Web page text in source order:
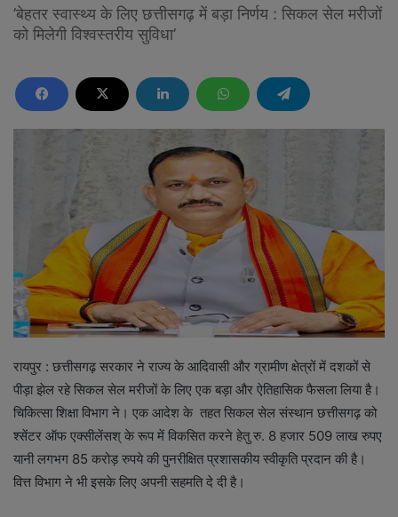
’बेहतर स्वास्थ्य के लिए छत्तीसगढ़ में बड़ा निर्णय : सिकल सेल मरीजों
को मिलेगी विश्वस्तरीय सुविधा’
रायपुर : छत्तीसगढ़ सरकार ने राज्य के आदिवासी और ग्रामीण क्षेत्रों में दशकों से
पीड़ा झेल रहे सिकल सेल मरीजों के लिए एक बड़ा और ऐतिहासिक फैसला लिया है।
चिकित्सा शिक्षा विभाग ने। एक आदेश के तहत सिकल सेल संस्थान छत्तीसगढ़ को
श्सेंटर ऑफ एक्सीलेंसश् के रूप में विकसित करने हेतु रु. 8 हजार 509 लाख रुपए
यानी लगभग 85 करोड़ रुपये की पुनरीक्षित प्रशासकीय स्वीकृति प्रदान की है।
वित्त विभाग ने भी इसके लिए अपनी सहमति दे दी है।